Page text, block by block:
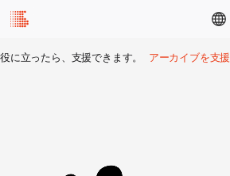
役に立ったら、支援できます。 アーカイブを支援